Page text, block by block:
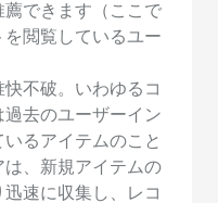
薦できます（ここで
閲覧しているユー
不破。いわゆるコ
去のユーザーイン
るアイテムのこと
、新規アイテムの
速に収集し、レコ